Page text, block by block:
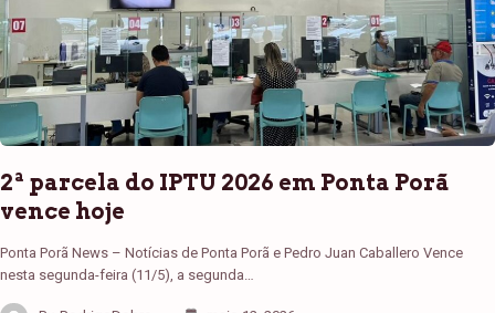
2ª parcela do IPTU 2026 em Ponta Porã
vence hoje
Ponta Porã News – Notícias de Ponta Porã e Pedro Juan Caballero Vence
nesta segunda-feira (11/5), a segunda…